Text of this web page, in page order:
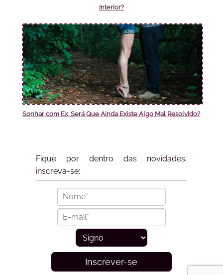
Interior?
Sonhar com Ex: Será Que Ainda Existe Algo Mal Resolvido?
Fique por dentro das novidades,
inscreva-se:
Inscrever-se